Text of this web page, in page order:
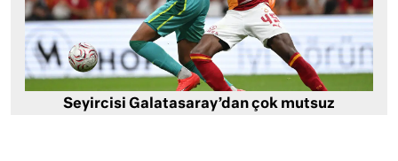
Seyircisi Galatasaray’dan çok mutsuz